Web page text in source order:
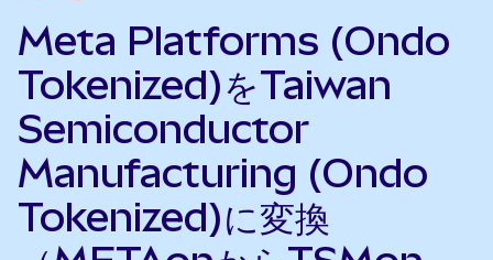
Meta Platforms (Ondo
Tokenized)をTaiwan
Semiconductor
Manufacturing (Ondo
Tokenized)に変換